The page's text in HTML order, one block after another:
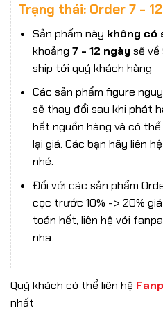
Trạng thái: Order 7 -
Sản phẩm này không có
khoảng 7 - 12 ngàysẽ về
ship tới quý khách hàng
Các sản phẩm figure
sẽ thay đổi sau khi phát
hết nguồn hàng và có
lại giá. Các bạn hãy liên
nhé.
Đối với các sản phẩm
cọc trước 10% -> 20%
toán hết, liên hệ với
nha.
Quý khách có thể liên hệ
nhất